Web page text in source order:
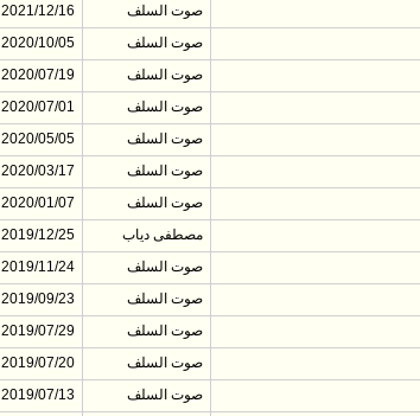
صوت السلف 2021/12/16
صوت السلف 2020/10/05
صوت السلف 2020/07/19
صوت السلف 2020/07/01
صوت السلف 2020/05/05
صوت السلف 2020/03/17
صوت السلف 2020/01/07
مصطفى دياب 2019/12/25
صوت السلف 2019/11/24
صوت السلف 2019/09/23
صوت السلف 2019/07/29
صوت السلف 2019/07/20
صوت السلف 2019/07/13